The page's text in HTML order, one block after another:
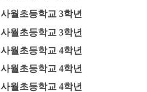
사월초등학교 3학년
사월초등학교 3학년
사월초등학교 4학년
사월초등학교 4학년
사월초등학교 4학년